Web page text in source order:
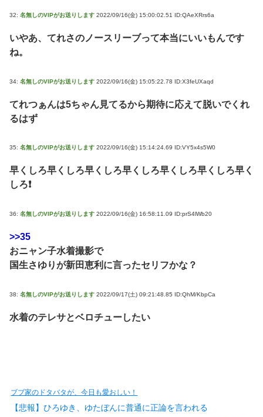
32: 名無しのVIPがお送りします 2022/09/16(金) 15:00:02.51 ID:QAeXRrs6a
いやあ、てれさのノースリーブって本当にいいもんです
ね。
34: 名無しのVIPがお送りします 2022/09/16(金) 15:05:22.78 ID:X3feUXaqd
てれつぁんは5ちゃん見てるから期待に応えて脱いでくれ
るはず
35: 名無しのVIPがお送りします 2022/09/16(金) 15:14:24.69 ID:VY5x4s5W0
早くしろ早くしろ早くしろ早くしろ早くしろ早くしろ早く
しろ❗
36: 名無しのVIPがお送りします 2022/09/16(金) 16:58:11.09 ID:prS4lWb20
>>35
おニャン子水着撮影で
国生さゆりが新田恵利に言ったセリフかな？
38: 名無しのVIPがお送りします 2022/09/17(土) 09:21:48.85 ID:QhM/KbpCa
水着のテレサとベロチューしたい
ブブ家のドタバタが、今日も愛おしい！
【悲報】ひろゆき、ゆたぼんに普通に正論を言われる